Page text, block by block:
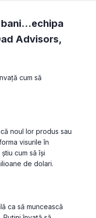
Advisors,
cum să
noul lor produs sau
visurile în
cum să își
ca să muncească